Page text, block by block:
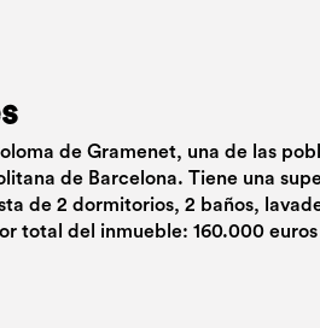
de Gramenet, una de las
de Barcelona. Tiene una
de 2 dormitorios, 2 baños,
total del inmueble: 160.000 euros